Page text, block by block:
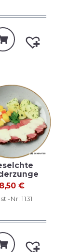
8,50 €
Nr: 1131